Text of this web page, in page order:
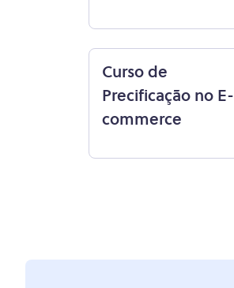
Curso de
Precificação no E-
commerce